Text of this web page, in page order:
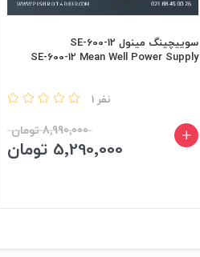
سوییچینگ مینول SE-600-12
SE-600-12 Mean Well Power Supply
1 نفر
8٬990٬000 تومان
5٬290٬000 تومان